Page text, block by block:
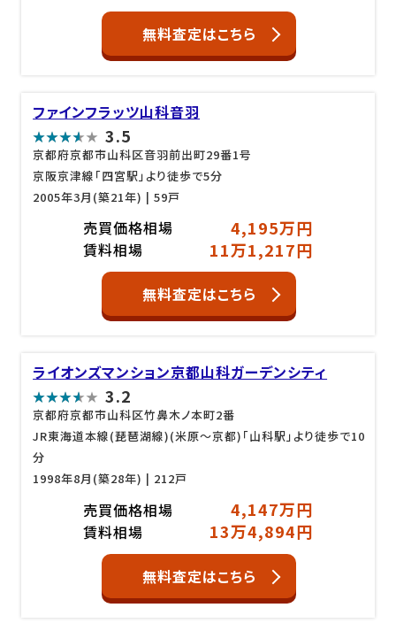
無料査定はこちら
ファインフラッツ山科音羽
3.5
京都府京都市山科区音羽前出町29番1号
京阪京津線「四宮駅」より徒歩で5分
2005年3月(築21年) | 59戸
売買価格相場 4,195万円
賃料相場 11万1,217円
無料査定はこちら
ライオンズマンション京都山科ガーデンシティ
3.2
京都府京都市山科区竹鼻木ノ本町2番
JR東海道本線(琵琶湖線)(米原～京都)「山科駅」より徒歩で10
分
1998年8月(築28年) | 212戸
売買価格相場 4,147万円
賃料相場 13万4,894円
無料査定はこちら